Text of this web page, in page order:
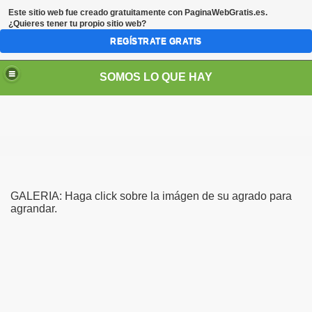
SOMOS LO QUE HAY
GALERIA: Haga click sobre la imágen de su agrado para
agrandar.
Este sitio web fue creado gratuitamente con PaginaWebGratis.es.
¿Quieres tener tu propio sitio web?
REGÍSTRATE GRATIS